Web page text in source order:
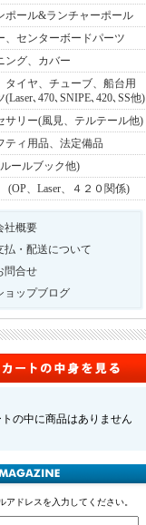
ポール&ランチャーポール
、センターボードパーツ
ング、カバー
タイヤ、チューブ、船台用
(Laser､470､SNIPE､420､SS他)
サリー(風見、テルテール他)
ティ用品、法定備品
ールブック他)
、Laser、４２０関係)
社概要
払・配送について
問合せ
ョップブログ
トの中に商品はありません
アドレスを入力してください。